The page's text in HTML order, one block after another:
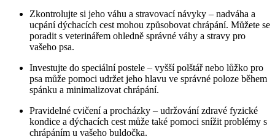
Zkontrolujte si jeho váhu a stravovací návyky – nadváha a
ucpání dýchacích cest mohou způsobovat chrápání. Můžete se
poradit s veterinářem ohledně správné váhy a stravy pro
vašeho psa.
Investujte do speciální postele – vyšší polštář nebo lůžko pro
psa může pomoci udržet jeho hlavu ve správné poloze během
spánku a minimalizovat chrápání.
Pravidelné cvičení a procházky – udržování zdravé fyzické
kondice a dýchacích cest může také pomoci snížit problémy s
chrápáním u vašeho buldočka.